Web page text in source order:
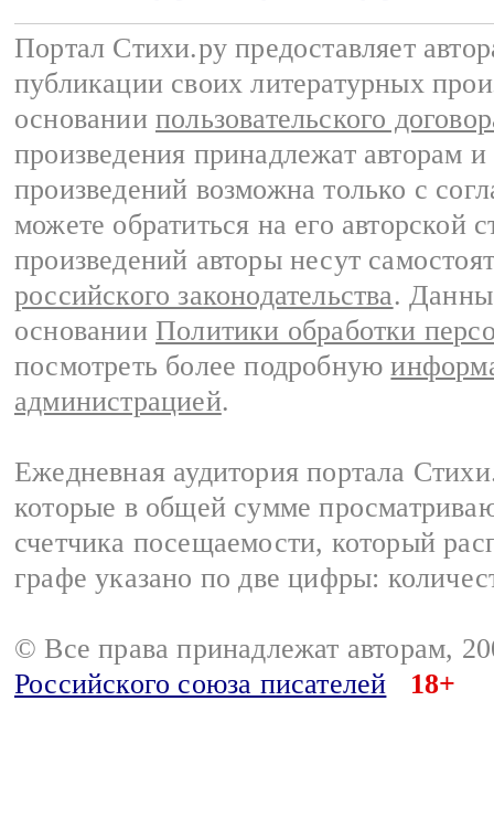
Портал Стихи.ру предоставляет
публикации своих литературных
основании пользовательского
произведения принадлежат авторам
произведений возможна только с
можете обратиться на его авторской
произведений авторы несут
российского законодательства.
основании Политики обработки
посмотреть более подробную
администрацией.
Ежедневная аудитория портала
которые в общей сумме
счетчика посещаемости, который
графе указано по две цифры:
© Все права принадлежат авторам,
Российского союза писателей
18+